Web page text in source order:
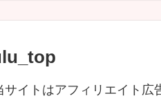
イトはアフィリエイト広